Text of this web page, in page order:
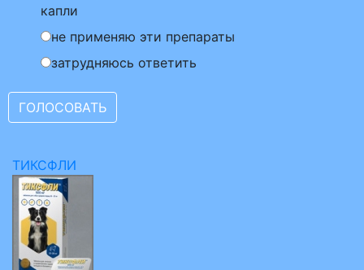
капли
не применяю эти препараты
затрудняюсь ответить
ТИКСФЛИ